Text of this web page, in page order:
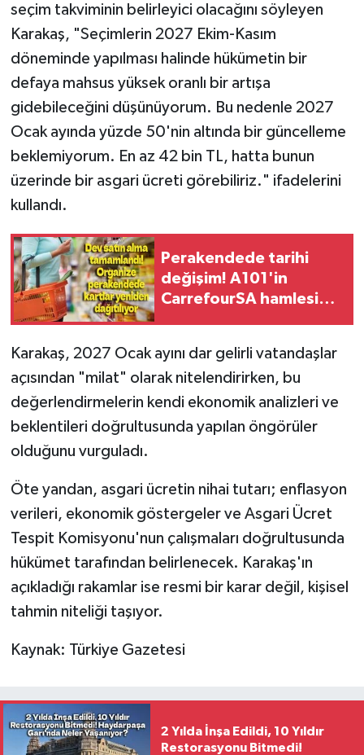
seçim takviminin belirleyici olacağını söyleyen
Karakaş, "Seçimlerin 2027 Ekim-Kasım
döneminde yapılması halinde hükümetin bir
defaya mahsus yüksek oranlı bir artışa
gidebileceğini düşünüyorum. Bu nedenle 2027
Ocak ayında yüzde 50'nin altında bir güncelleme
beklemiyorum. En az 42 bin TL, hatta bunun
üzerinde bir asgari ücreti görebiliriz." ifadelerini
kullandı.
Perakendede tarihi
değişim! A101'in
CarrefourSA hamlesi
Karakaş, 2027 Ocak ayını dar gelirli vatandaşlar
açısından "milat" olarak nitelendirirken, bu
değerlendirmelerin kendi ekonomik analizleri ve
beklentileri doğrultusunda yapılan öngörüler
olduğunu vurguladı.
Öte yandan, asgari ücretin nihai tutarı; enflasyon
verileri, ekonomik göstergeler ve Asgari Ücret
Tespit Komisyonu'nun çalışmaları doğrultusunda
hükümet tarafından belirlenecek. Karakaş'ın
açıkladığı rakamlar ise resmi bir karar değil, kişisel
tahmin niteliği taşıyor.
Kaynak: Türkiye Gazetesi
2 Yılda İnşa Edildi, 10 Yıldır
Restorasyonu Bitmedi!